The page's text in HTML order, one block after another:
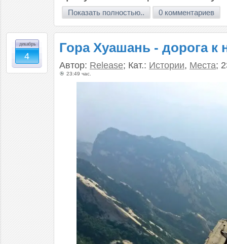
Показать полностью.. 0 комментариев
декабрь
4
Гора Хуашань - дорога к
Автор: Release; Кат.: Истории, Места;
23:49 час.